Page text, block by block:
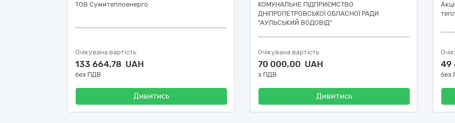
ТОВ Сумитеплоенерго
Очікувана вартість
133 664,78 UAH
без ПДВ
Дивитись
КОМУНАЛЬНЕ ПІДПРИЄМСТВО
ДНІПРОПЕТРОВСЬКОЇ ОБЛАСНОЇ РАДИ
"АУЛЬСЬКИЙ ВОДОВІД"
Очікувана вартість
70 000,00 UAH
з ПДВ
Дивитись
49
без